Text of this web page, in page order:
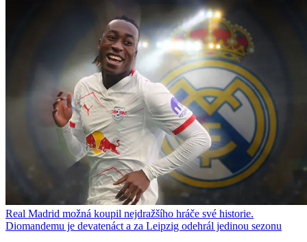
Real Madrid možná koupil nejdražšího hráče své historie.
Diomandemu je devatenáct a za Leipzig odehrál jedinou sezonu